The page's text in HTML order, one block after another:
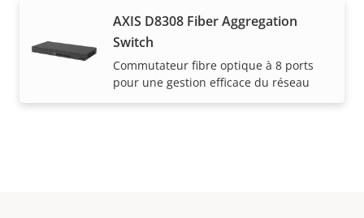
AXIS D8308 Fiber Aggregation
Switch
Commutateur fibre optique à 8 ports
pour une gestion efficace du réseau